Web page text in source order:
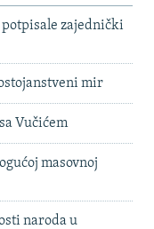
zajednički
mir
Vučićem
masovnoj
naroda u